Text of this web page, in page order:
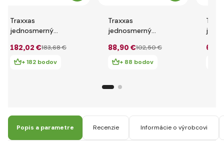
Traxxas
jednosmerný
182,02 €183,68 €
+ 182 bodov
Traxxas
jednosmerný
88,90 €102,50 €
+ 88 bodov
iD68
Popis a parametre Recenzie Informácie o výrobcovi